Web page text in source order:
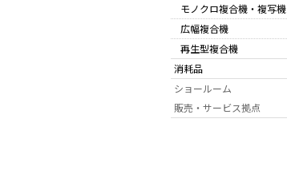
モノクロ複合機・複写機
広幅複合機
再生型複合機
消耗品
ショールーム
販売・サービス拠点